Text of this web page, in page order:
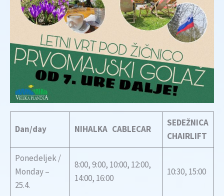
Dan/day NIHALKA CABLECAR
SEDEŽNICA
CHAIRLIFT
Ponedeljek /
Monday –
25.4.
8:00, 9:00, 10:00, 12:00,
14:00, 16:00
10:30, 15:00